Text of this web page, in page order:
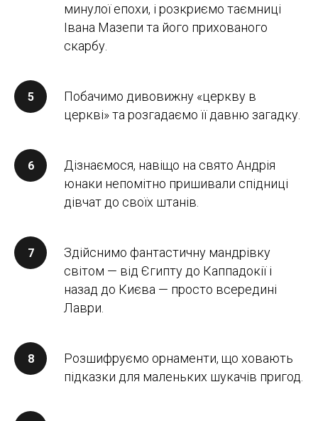
минулої епохи, і розкриємо таємниці
Івана Мазепи та його прихованого
скарбу.
Побачимо дивовижну «церкву в
церкві» та розгадаємо її давню загадку.
Дізнаємося, навіщо на свято Андрія
юнаки непомітно пришивали спідниці
дівчат до своїх штанів.
Здійснимо фантастичну мандрівку
світом — від Єгипту до Каппадокії і
назад до Києва — просто всередині
Лаври.
Розшифруємо орнаменти, що ховають
підказки для маленьких шукачів пригод.